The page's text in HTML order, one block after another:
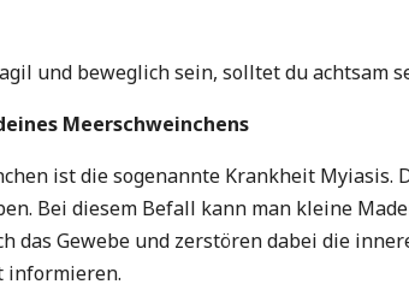
und beweglich sein, solltet du achtsam
Meerschweinchens
ist die sogenannte Krankheit Myiasis.
Bei diesem Befall kann man kleine
das Gewebe und zerstören dabei die
informieren.